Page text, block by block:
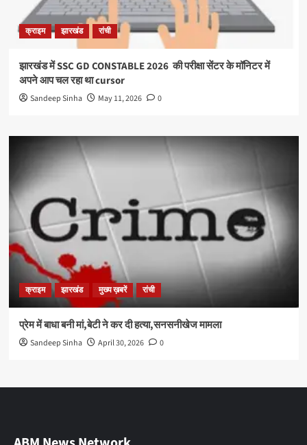
क्राइम झारखंड रांची
झारखंड में SSC GD CONSTABLE 2026 की परीक्षा सेंटर के मॉनिटर में
अपने आप चल रहा था cursor
Sandeep Sinha May 11, 2026 0
क्राइम झारखंड मुख्य ख़बरें रांची
प्रेम में बाधा बनी मां,बेटी ने कर दी हत्या,सनसनीखेज मामला
Sandeep Sinha April 30, 2026 0